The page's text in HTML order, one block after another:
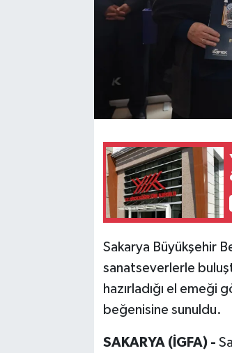
Sakarya Büyükşehir
sanatseverlerle
hazırladığı el
beğenisine sunuldu.
SAKARYA (İGFA) -